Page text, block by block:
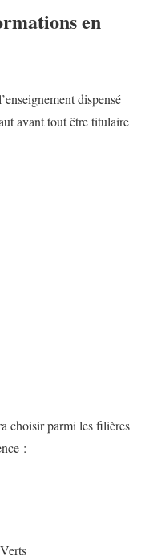
en
dispensé
avant tout être titulaire
choisir parmi les filières
: